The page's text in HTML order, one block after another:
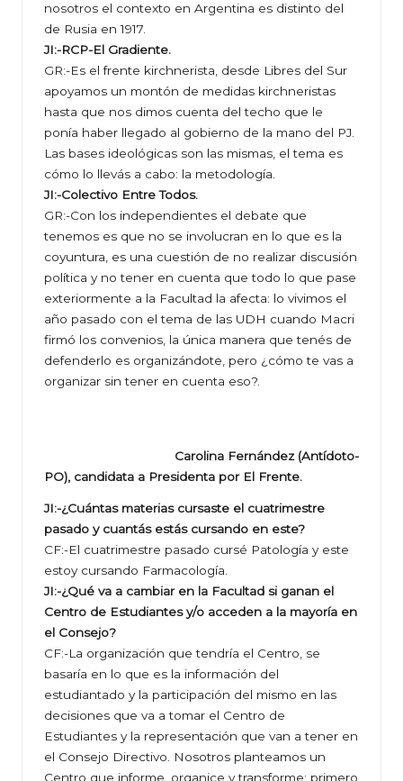
nosotros el contexto en Argentina es distinto del
de Rusia en 1917.
JI:-RCP-El Gradiente.
GR:-Es el frente kirchnerista, desde Libres del Sur
apoyamos un montón de medidas kirchneristas
hasta que nos dimos cuenta del techo que le
ponía haber llegado al gobierno de la mano del PJ.
Las bases ideológicas son las mismas, el tema es
cómo lo llevás a cabo: la metodología.
JI:-Colectivo Entre Todos.
GR:-Con los independientes el debate que
tenemos es que no se involucran en lo que es la
coyuntura, es una cuestión de no realizar discusión
política y no tener en cuenta que todo lo que pase
exteriormente a la Facultad la afecta: lo vivimos el
año pasado con el tema de las UDH cuando Macri
firmó los convenios, la única manera que tenés de
defenderlo es organizándote, pero ¿cómo te vas a
organizar sin tener en cuenta eso?.
Carolina Fernández (Antídoto-
PO), candidata a Presidenta por El Frente.
JI:-¿Cuántas materias cursaste el cuatrimestre
pasado y cuantás estás cursando en este?
CF:-El cuatrimestre pasado cursé Patología y este
estoy cursando Farmacología.
JI:-¿Qué va a cambiar en la Facultad si ganan el
Centro de Estudiantes y/o acceden a la mayoría en
el Consejo?
CF:-La organización que tendría el Centro, se
basaría en lo que es la información del
estudiantado y la participación del mismo en las
decisiones que va a tomar el Centro de
Estudiantes y la representación que van a tener en
el Consejo Directivo. Nosotros planteamos un
Centro que informe, organice y transforme: primero